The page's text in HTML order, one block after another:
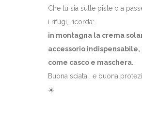
Che tu sia sulle piste o a
i rifugi, ricorda:
in montagna la crema
accessorio indispensabile,
come casco e maschera.
Buona sciata… e buona
☀️